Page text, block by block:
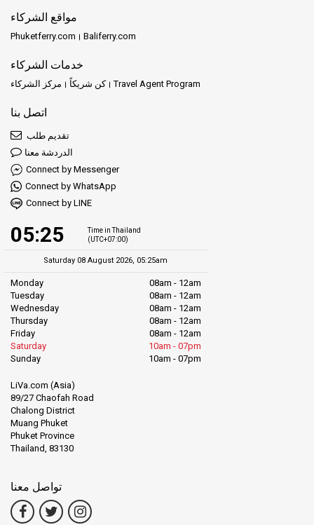
مواقع الشركاء
Phuketferry.com Baliferry.com
خدمات الشركاء
مركز الشركاء كن شريكاً Travel Agent Program
اتصل بنا
تقديم طلب
الدردشة معنا
Connect by Messenger
Connect by WhatsApp
Connect by LINE
05:25
Time in Thailand
(UTC+07:00)
Saturday 08 August 2026, 05:25am
Monday
08am - 12am
Tuesday
08am - 12am
Wednesday
08am - 12am
Thursday
08am - 12am
Friday
08am - 12am
Saturday
10am - 07pm
Sunday
10am - 07pm
LiVa.com (Asia)
89/27 Chaofah Road
Chalong District
Muang Phuket
Phuket Province
Thailand, 83130
تواصل معنا